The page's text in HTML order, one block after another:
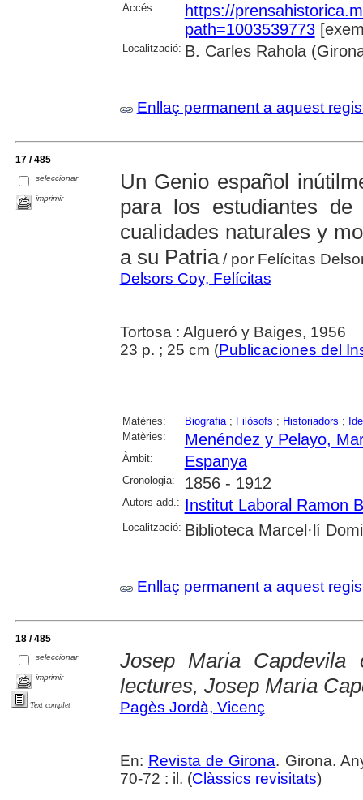
Accés:
https://
path=1003539773
Localització: B. Carles Rahola
Enllaç permanent a aquest
17 / 485
seleccionar
imprimir
Un Genio español
para los estudiantes
cualidades naturales y
a su Patria/ por Felícitas
Delsors Coy, Felícitas
Tortosa : Algueró y Baiges, 1956
23 p. ; 25 cm (Publicaciones del
Matèries: Biografia; Filòsofs ; Historiadors ;
Matèries:
Menéndez y Pelayo,
Àmbit: Espanya
Cronologia: 1856 - 1912
Autors add.: Institut Laboral Ramon
Localització: Biblioteca Marcel·lí
Enllaç permanent a aquest
18 / 485
seleccionar
imprimir
Text complet
Josep Maria
lectures, Josep Maria
Pagès Jordà, Vicenç
En: Revista de Girona. Girona.
70-72 : il. (Clàssics revisitats)